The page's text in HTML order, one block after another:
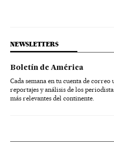
NEWSLETTERS
Boletín de América
Cada semana en tu cuenta de correo
reportajes y análisis de los
más relevantes del continente.